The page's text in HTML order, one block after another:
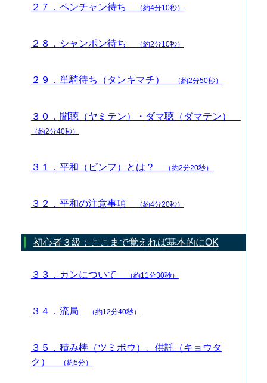
２７．ペンチャン待ち （約4分10秒）
２８．シャンポン待ち （約2分10秒）
２９．単騎待ち（タンキマチ） （約2分50秒）
３０．闇聴（ヤミテン）・ダマ聴（ダマテン）
（約2分40秒）
３１．平和（ピンフ）とは？ （約2分20秒）
３２．平和の注意事項 （約4分20秒）
初心者３級：ここまで覚えれば基本的にOK
３３．カンについて （約11分30秒）
３４．流局 （約12分40秒）
３５．積み棒（ツミボウ）、供託（キョウタ
ク）
（約5分）